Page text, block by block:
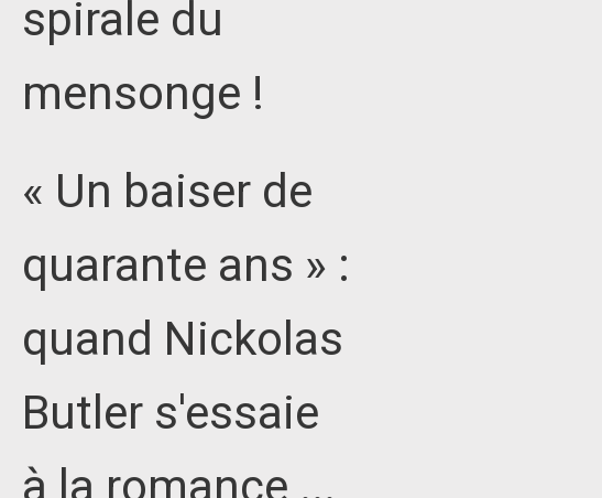
spirale du
mensonge !
« Un baiser de
quarante ans » :
quand Nickolas
Butler s'essaie
à la romance ...